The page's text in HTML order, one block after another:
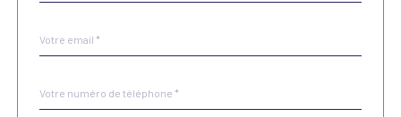
*
*